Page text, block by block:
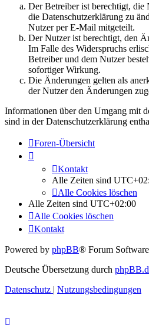
Der Betreiber ist berechtigt, die
die Datenschutzerklärung zu
Nutzer per E-Mail mitgeteilt.
Der Nutzer ist berechtigt, den
Im Falle des Widerspruchs
Betreiber und dem Nutzer
sofortiger Wirkung.
Die Änderungen gelten als
der Nutzer den Änderungen
Informationen über den Umgang mit
sind in der Datenschutzerklärung
Foren-Übersicht
Kontakt
Alle Zeiten sind
Alle Cookies löschen
Alle Zeiten sind UTC+02:00
Alle Cookies löschen
Kontakt
Powered by phpBB® Forum
Deutsche Übersetzung durch
Datenschutz | Nutzungsbedingungen